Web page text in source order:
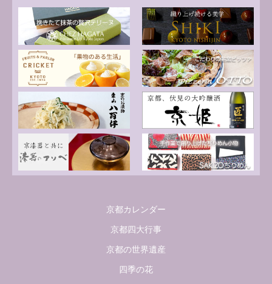
京都カレンダー
京都四大行事
京都の世界遺産
四季の花